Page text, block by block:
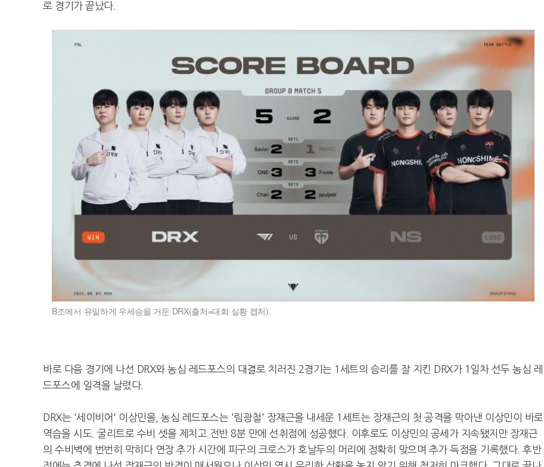
로 경기가 끝났다.
B조에서 유일하게 우세승을 거둔 DRX(출처=대회 실황 캡처).
바로 다음 경기에 나선 DRX와 농심 레드포스의 대결로 치러진 2경기는 1세트의 승리를 잘 지킨 DRX가 1일차 선두 농심 레
드포스에 일격을 날렸다.
DRX는 '세이비어' 이상민을, 농심 레드포스는 '림광철' 장재근을 내세운 1세트는 장재근의 첫 공격을 막아낸 이상민이 바로
역습을 시도. 굴리트로 수비 셋을 제치고 전반 8분 만에 선취점에 성공했다. 이후로도 이상민의 공세가 지속됐지만 장재근
의 수비벽에 번번히 막히다 연장 추가 시간에 피구의 크로스가 호날두의 머리에 정확히 맞으며 추가 득점을 기록했다. 후반